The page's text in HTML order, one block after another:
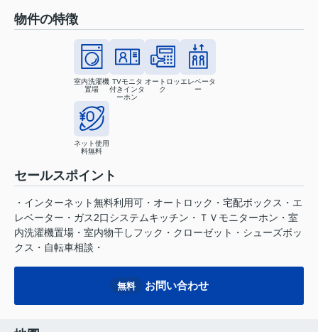
物件の特徴
室内洗濯機
置場
TVモニタ
付きインタ
ーホン
オートロッ
ク
エレベータ
ー
ネット使用
料無料
セールスポイント
・インターネット無料利用可・オートロック・宅配ボックス・エ
レベーター・ガス2口システムキッチン・ＴＶモニターホン・室
内洗濯機置場・室内物干しフック・クローゼット・シューズボッ
クス・自転車相談・
無料 お問い合わせ